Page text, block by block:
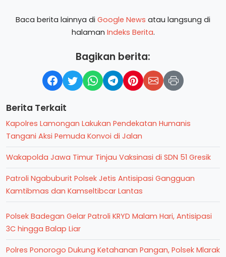
Baca berita lainnya di Google News atau langsung di
halaman Indeks Berita.
Bagikan berita:
Berita Terkait
Kapolres Lamongan Lakukan Pendekatan Humanis
Tangani Aksi Pemuda Konvoi di Jalan
Wakapolda Jawa Timur Tinjau Vaksinasi di SDN 51 Gresik
Patroli Ngabuburit Polsek Jetis Antisipasi Gangguan
Kamtibmas dan Kamseltibcar Lantas
Polsek Badegan Gelar Patroli KRYD Malam Hari, Antisipasi
3C hingga Balap Liar
Polres Ponorogo Dukung Ketahanan Pangan, Polsek Mlarak